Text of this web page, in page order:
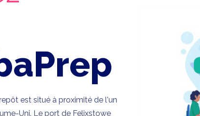
est situé à proximité de l'un
Uni. Le port de Felixstowe